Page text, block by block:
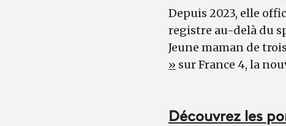
Depuis 2023, elle
registre au-delà du
Jeune maman de
» sur France 4, la
Découvrez les